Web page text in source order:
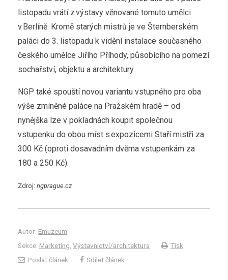
listopadu vrátí z výstavy věnované tomuto umělci
v Berlíně. Kromě starých mistrů je ve Šternberském
paláci do 3. listopadu k vidění instalace současného
českého umělce Jiřího Příhody, působícího na pomezí
sochařství, objektu a architektury.
NGP také spouští novou variantu vstupného pro oba
výše zmíněné paláce na Pražském hradě – od
nynějška lze v pokladnách koupit společnou
vstupenku do obou míst s expozicemi Staří mistři za
300 Kč (oproti dosavadním dvěma vstupenkám za
180 a 250 Kč).
Zdroj: ngprague.cz
Autor: Emuzeum
Sekce: Marketing, Výstavnictví/architektura
Tisk
Poslat článek
Sdílet článek